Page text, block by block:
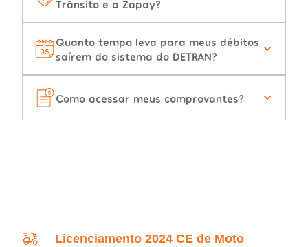
Trânsito e a Zapay?
Quanto tempo leva para meus débitos
saírem do sistema do DETRAN?
Como acessar meus comprovantes?
Licenciamento 2024 CE de Moto